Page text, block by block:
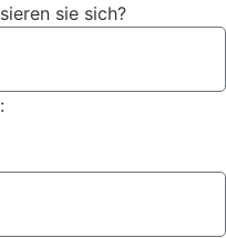
sie sich?